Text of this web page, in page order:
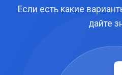
Если есть какие
дайте